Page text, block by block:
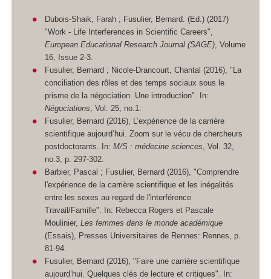
Dubois-Shaik, Farah ; Fusulier, Bernard. (Ed.) (2017)
"Work - Life Interferences in Scientific Careers",
European Educational Research Journal (SAGE), Volume
16, Issue 2-3.
Fusulier, Bernard ; Nicole-Drancourt, Chantal (2016), "La
conciliation des rôles et des temps sociaux sous le
prisme de la négociation. Une introduction". In:
Négociations, Vol. 25, no.1.
Fusulier, Bernard (2016), L’expérience de la carrière
scientifique aujourd’hui. Zoom sur le vécu de chercheurs
postdoctorants. In: M/S : médecine sciences, Vol. 32,
no.3, p. 297-302.
Barbier, Pascal ; Fusulier, Bernard (2016), "Comprendre
l'expérience de la carrière scientifique et les inégalités
entre les sexes au regard de l'interférence
Travail/Famille". In: Rebecca Rogers et Pascale
Moulinier, Les femmes dans le monde académique
(Essais), Presses Universitaires de Rennes: Rennes, p.
81-94.
Fusulier, Bernard (2016), "Faire une carrière scientifique
aujourd’hui. Quelques clés de lecture et critiques". In: